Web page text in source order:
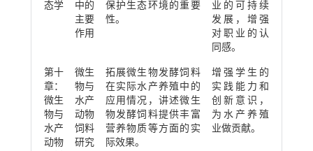
态学
中的
主要
作用
保护生态环境的重要
性。
业的可持续
发展，增强
对职业的认
同感。
第十
章：
微生
物与
水产
动物
微生
物与
水产
动物
饲料
研究
拓展微生物发酵饲料
在实际水产养殖中的
应用情况，讲述微生
物发酵饲料提供丰富
营养物质等方面的实
际效果。
增强学生的
实践能力和
创新意识，
为水产养殖
业做贡献。